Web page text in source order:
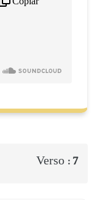
Verso : 7